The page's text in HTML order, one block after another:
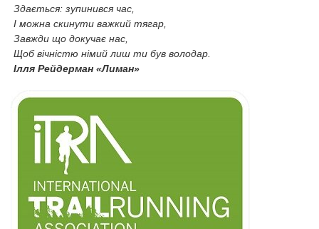
Здається: зупинився час,
І можна скинути важкий тягар,
Завжди що докучає нас,
Щоб вічністю німий лиш ти був володар.
Ілля Рейдерман «Лиман»